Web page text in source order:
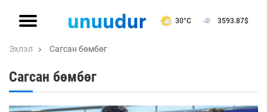
30°C 3593.87$
Эхлэл Сагсан бөмбөг
Сагсан бөмбөг